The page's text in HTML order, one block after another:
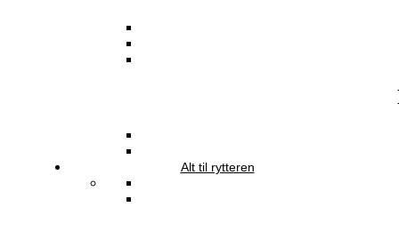
Alt til rytteren